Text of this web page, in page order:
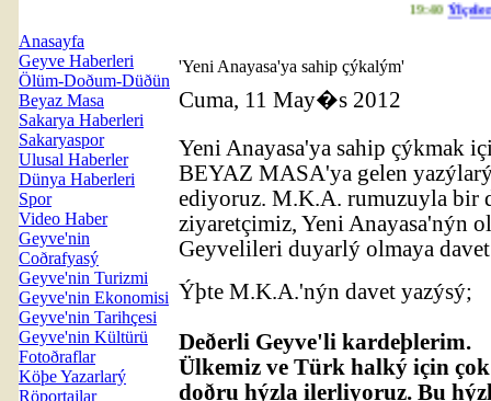
19:40Ýlçelere
Anasayfa
Geyve Haberleri
Ölüm-Doðum-Düðün
Beyaz Masa
Sakarya Haberleri
Sakaryaspor
Ulusal Haberler
Dünya Haberleri
Spor
Video Haber
Geyve'nin
Coðrafyasý
Geyve'nin Turizmi
Geyve'nin Ekonomisi
Geyve'nin Tarihçesi
Geyve'nin Kültürü
Fotoðraflar
Köþe Yazarlarý
Röportajlar
'Yeni Anayasa'ya sahip çýkalým'
Cuma, 11 May�s 2012
Yeni Anayasa'ya sahip çýkmak
BEYAZ MASA'ya gelen
ediyoruz. M.K.A. rumuzuyla bir
ziyaretçimiz, Yeni Anayasa'nýn
Geyvelileri duyarlý olmaya
Ýþte M.K.A.'nýn davet yazýsý;
Deðerli Geyve'li kardeþlerim.
Ülkemiz ve Türk halký için
doðru hýzla ilerliyoruz. Bu